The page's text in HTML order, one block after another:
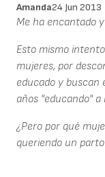
Amanda24 Jun 2013
Me ha encantado
Esto mismo
mujeres, por
educado y buscan
años "educando"
¿Pero por qué
queriendo un